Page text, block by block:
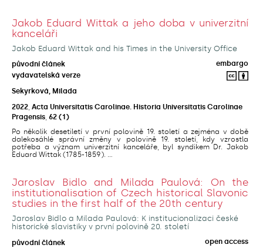
Jakob Eduard Wittak a jeho doba v univerzitní
kanceláři
Jakob Eduard Wittak and his Times in the University Office
původní článek
embargo
vydavatelská verze
Sekyrková, Milada
2022 Acta Universitatis Carolinae. Historia Universitatis Carolinae
Pragensis 62 (1)
Po několik desetiletí v první polovině 19. století a zejména v době
dalekosáhlé správní změny v polovině 19. století, kdy vzrostla
potřeba a význam univerzitní kanceláře, byl syndikem Dr. Jakob
Eduard Wittak (1785-1859). ...
Jaroslav Bidlo and Milada Paulová: On the
institutionalisation of Czech historical Slavonic
studies in the first half of the 20th century
Jaroslav Bidlo a Milada Paulová: K institucionalizaci české
historické slavistiky v první polovině 20. století
původní článek
open access